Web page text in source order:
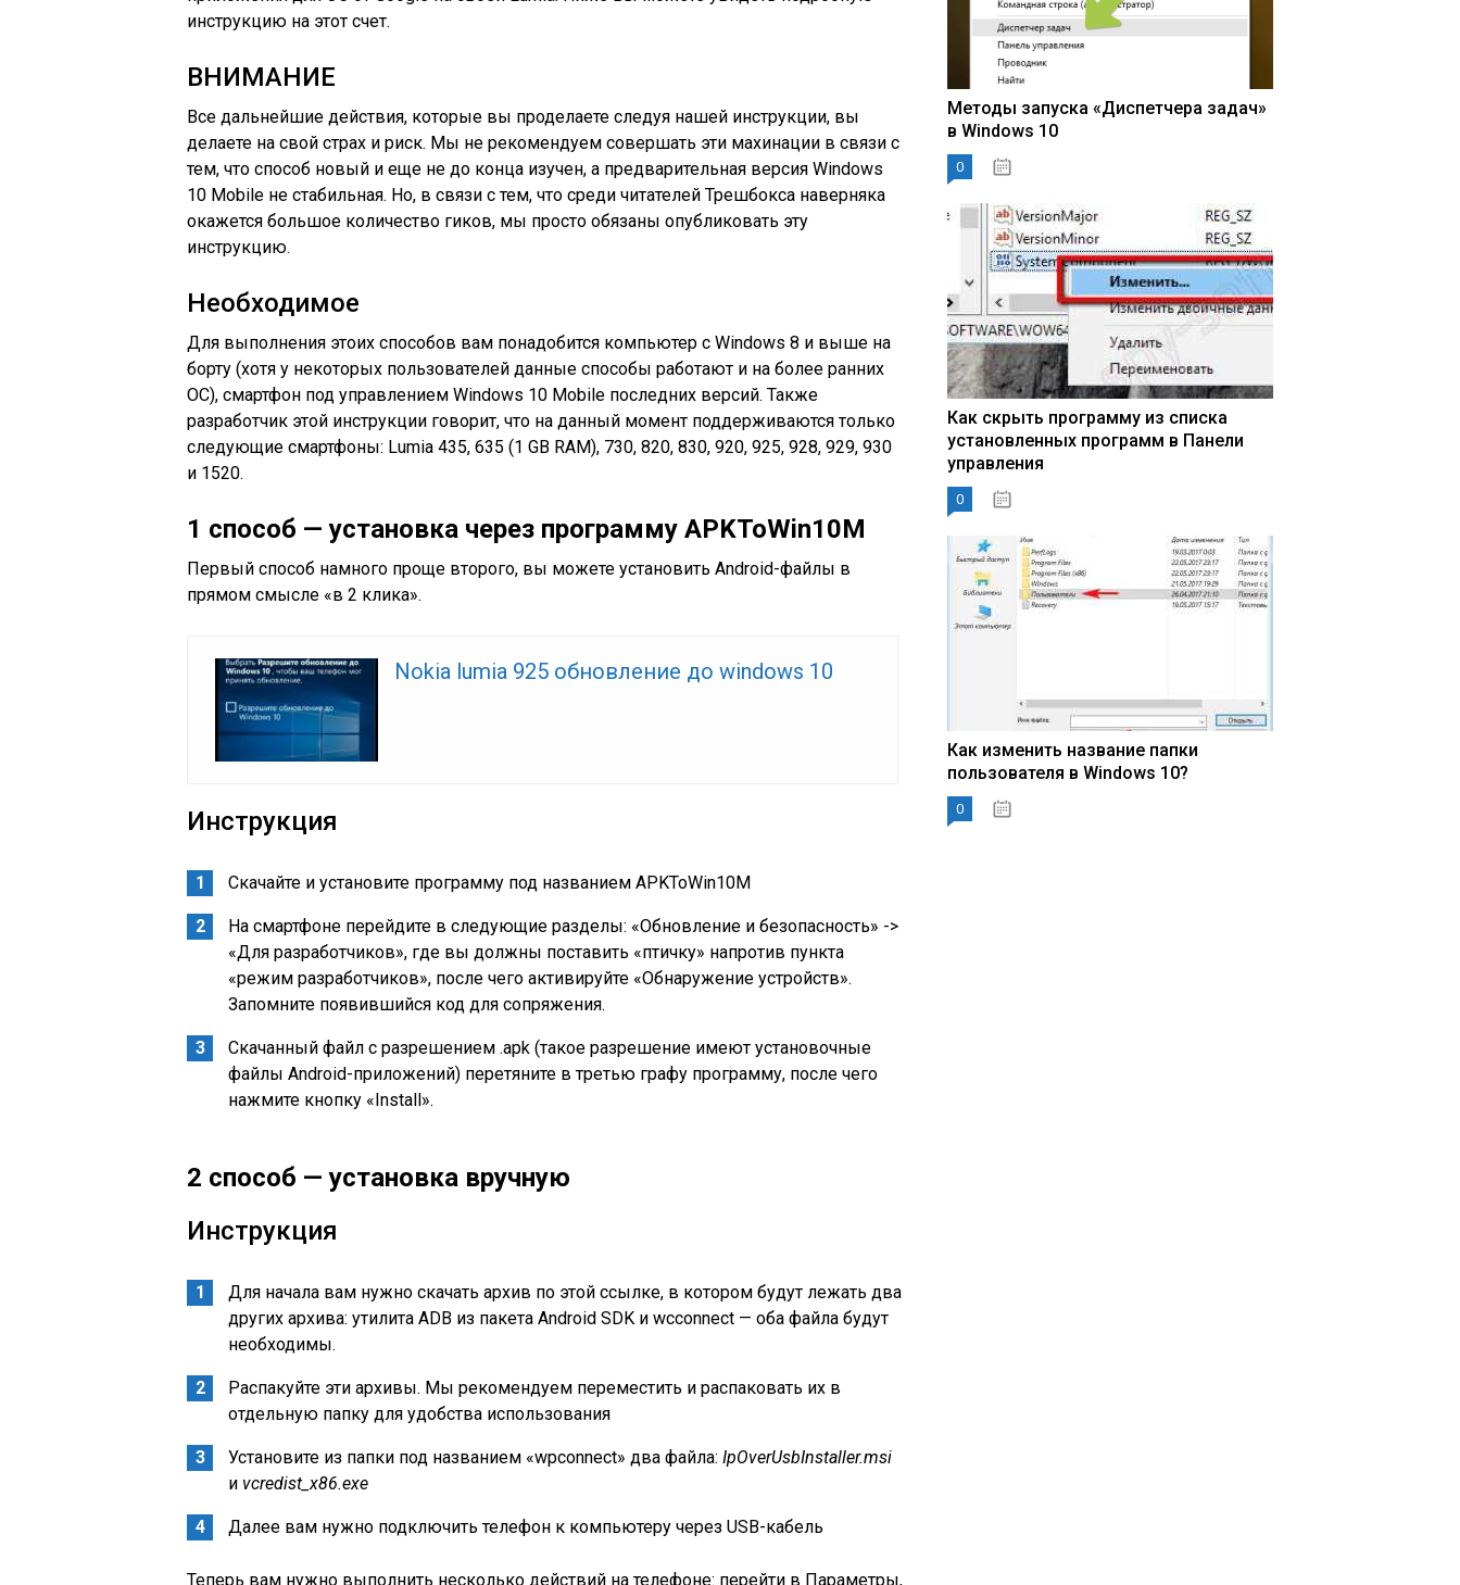
инструкцию на этот счет.
ВНИМАНИЕ
Все дальнейшие действия, которые вы проделаете следуя нашей инструкции, вы
делаете на свой страх и риск. Мы не рекомендуем совершать эти махинации в связи с
тем, что способ новый и еще не до конца изучен, а предварительная версия Windows
10 Mobile не стабильная. Но, в связи с тем, что среди читателей Трешбокса наверняка
окажется большое количество гиков, мы просто обязаны опубликовать эту
инструкцию.
Необходимое
Для выполнения этоих способов вам понадобится компьютер с Windows 8 и выше на
борту (хотя у некоторых пользователей данные способы работают и на более ранних
ОС), смартфон под управлением Windows 10 Mobile последних версий. Также
разработчик этой инструкции говорит, что на данный момент поддерживаются только
следующие смартфоны: Lumia 435, 635 (1 GB RAM), 730, 820, 830, 920, 925, 928, 929, 930
и 1520.
1 способ — установка через программу APKToWin10M
Первый способ намного проще второго, вы можете установить Android-файлы в
прямом смысле «в 2 клика».
Nokia lumia 925 обновление до windows 10
Инструкция
Скачайте и установите программу под названием APKToWin10M
На смартфоне перейдите в следующие разделы: «Обновление и безопасность» ->
«Для разработчиков», где вы должны поставить «птичку» напротив пункта
«режим разработчиков», после чего активируйте «Обнаружение устройств».
Запомните появившийся код для сопряжения.
Скачанный файл с разрешением .apk (такое разрешение имеют установочные
файлы Android-приложений) перетяните в третью графу программу, после чего
нажмите кнопку «Install».
2 способ — установка вручную
Инструкция
Для начала вам нужно скачать архив по этой ссылке, в котором будут лежать два
других архива: утилита ADB из пакета Android SDK и wcconnect — оба файла будут
необходимы.
Распакуйте эти архивы. Мы рекомендуем переместить и распаковать их в
отдельную папку для удобства использования
Установите из папки под названием «wpconnect» два файла: IpOverUsbInstaller.msi
и vcredist_x86.exe
Далее вам нужно подключить телефон к компьютеру через USB-кабель
Теперь вам нужно выполнить несколько действий на телефоне: перейти в Параметры,
Методы запуска «Диспетчера задач»
в Windows 10
0
Как скрыть программу из списка
установленных программ в Панели
управления
0
Как изменить название папки
пользователя в Windows 10?
0